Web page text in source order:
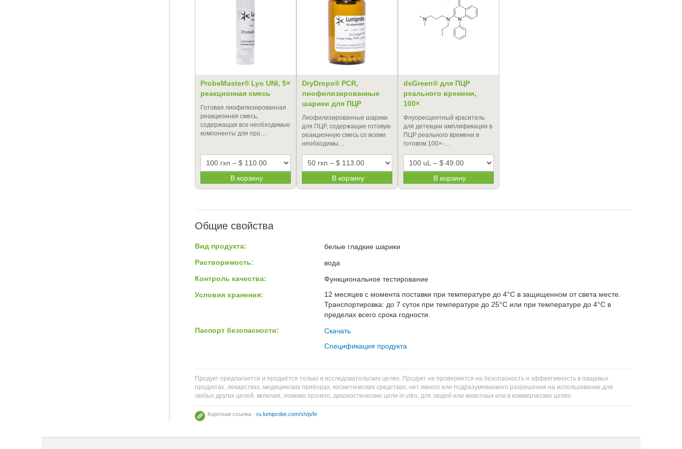
ProbeMaster® Lyo UNI, 5×
реакционная смесь
Готовая лиофилизированная
реакционная смесь,
содержащая все необходимые
компоненты для про…
В корзину
DryDrops® PCR,
лиофилизированные
шарики для ПЦР
Лиофилизированные шарики
для ПЦР, содержащие готовую
реакционную смесь со всеми
необходимы…
В корзину
dsGreen® для ПЦР
реального времени,
100×
Флуоресцентный краситель
для детекции амплификации в
ПЦР реального времени в
готовом 100×-…
В корзину
Общие свойства
Вид продукта:
белые гладкие шарики
Растворимость:
вода
Контроль качества:
Функциональное тестирование
Условия хранения:
12 месяцев с момента поставки при температуре до 4°C в защищенном от света месте.
Транспортировка: до 7 суток при температуре до 25°C или при температуре до 4°C в
пределах всего срока годности.
Паспорт безопасности:
Скачать
Спецификация продукта
Продукт предлагается и продаётся только в исследовательских целях. Продукт не проверяется на безопасность и эффективность в пищевых
продуктах, лекарствах, медицинских приборах, косметических средствах, нет явного или подразумеваемого разрешения на использование для
любых других целей, включая, помимо прочего, диагностические цели in vitro, для людей или животных или в коммерческих целях.
Короткая ссылка - ru.lumiprobe.com/sh/p/fe